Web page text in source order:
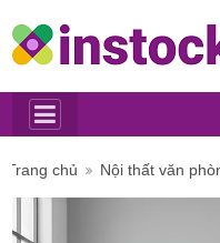
Trụ
Trang chủ Nội thất văn